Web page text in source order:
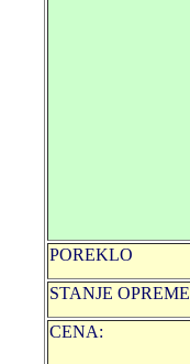
POREKLO
STANJE OPREME
CENA: